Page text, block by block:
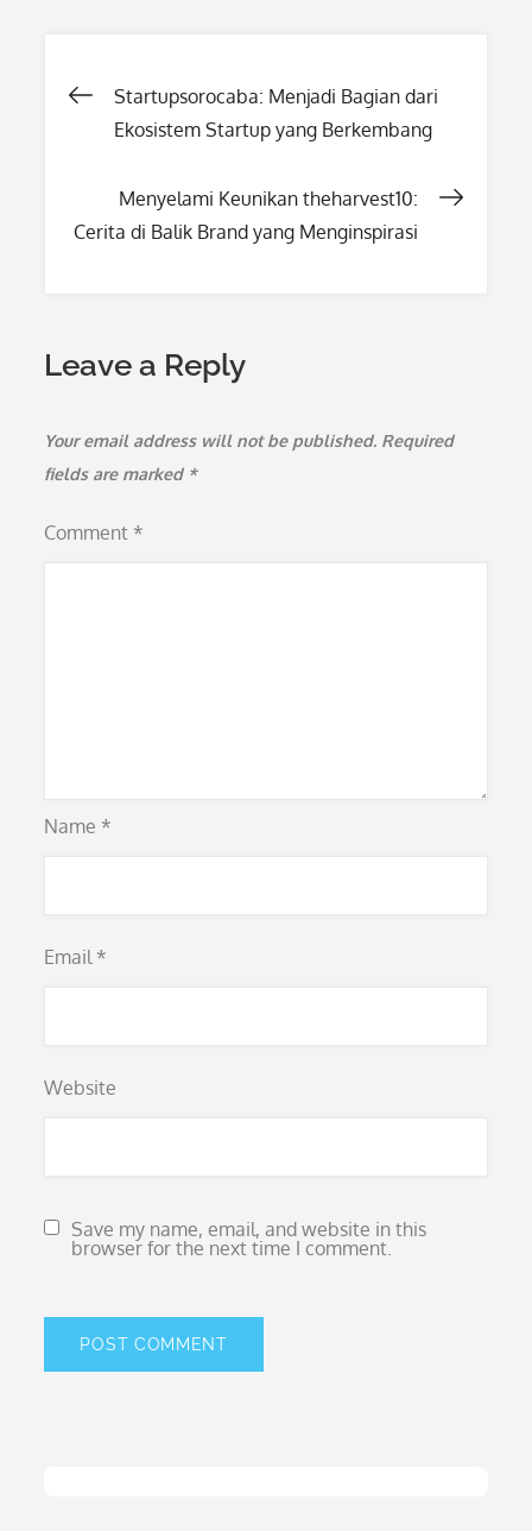
Post
Startupsorocaba: Menjadi Bagian dari
Ekosistem Startup yang Berkembang
Menyelami Keunikan theharvest10:
Cerita di Balik Brand yang Menginspirasi
Leave a Reply
Your email address will not be published. Required
fields are marked *
Comment *
Name *
Email *
Website
Save my name, email, and website in this
browser for the next time I comment.